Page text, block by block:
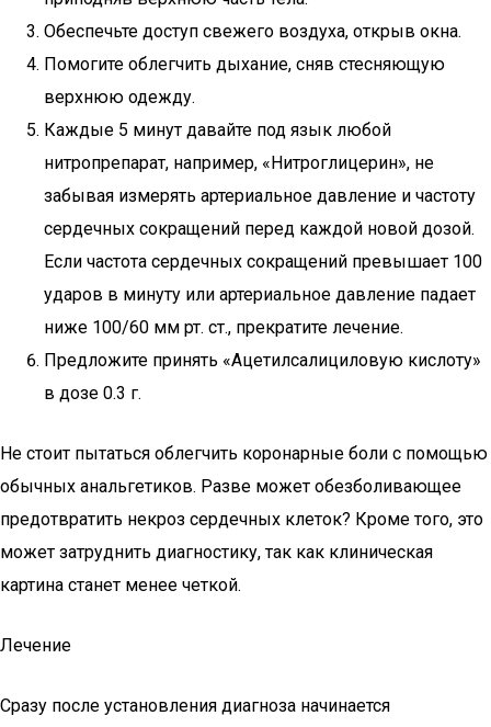
Обеспечьте доступ свежего воздуха, открыв окна.
Помогите облегчить дыхание, сняв стесняющую
верхнюю одежду.
Каждые 5 минут давайте под язык любой
нитропрепарат, например, «Нитроглицерин», не
забывая измерять артериальное давление и частоту
сердечных сокращений перед каждой новой дозой.
Если частота сердечных сокращений превышает 100
ударов в минуту или артериальное давление падает
ниже 100/60 мм рт. ст., прекратите лечение.
Предложите принять «Ацетилсалициловую кислоту»
в дозе 0.3 г.
Не стоит пытаться облегчить коронарные боли с помощью
обычных анальгетиков. Разве может обезболивающее
предотвратить некроз сердечных клеток? Кроме того, это
может затруднить диагностику, так как клиническая
картина станет менее четкой.
Лечение
Сразу после установления диагноза начинается